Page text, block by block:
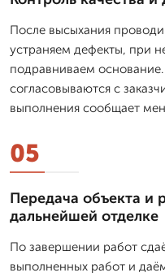
После высыхания
устраняем дефекты, при
подравниваем
согласовываются с
выполнения сообщает
05
Передача объекта и
дальнейшей отделке
По завершении работ
выполненных работ и